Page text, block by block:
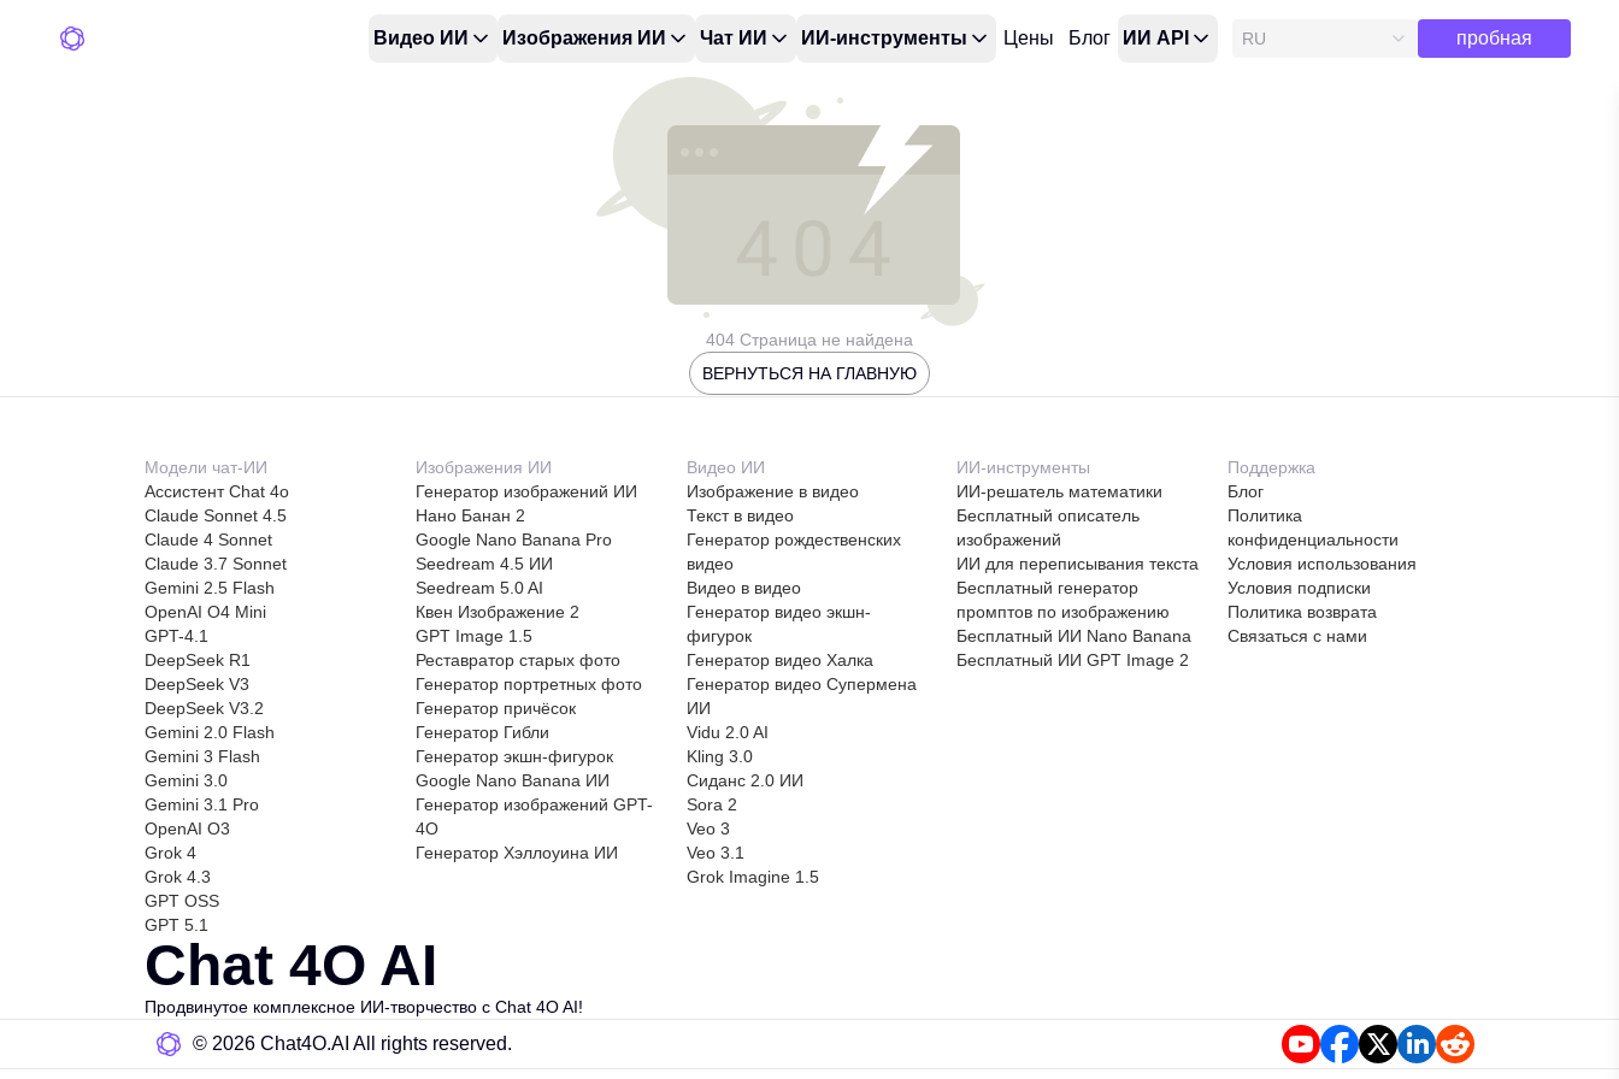
Видео ИИ Изображения ИИ Чат ИИ ИИ-инструменты Цены Блог ИИ API RU
пробная
404 Страница не найдена
ВЕРНУТЬСЯ НА ГЛАВНУЮ
Модели чат-ИИ
Ассистент Chat 4o
Claude Sonnet 4.5
Claude 4 Sonnet
Claude 3.7 Sonnet
Gemini 2.5 Flash
OpenAI O4 Mini
GPT-4.1
DeepSeek R1
DeepSeek V3
DeepSeek V3.2
Gemini 2.0 Flash
Gemini 3 Flash
Gemini 3.0
Gemini 3.1 Pro
OpenAI O3
Grok 4
Grok 4.3
GPT OSS
GPT 5.1
Изображения ИИ
Генератор изображений ИИ
Нано Банан 2
Google Nano Banana Pro
Seedream 4.5 ИИ
Seedream 5.0 AI
Квен Изображение 2
GPT Image 1.5
Реставратор старых фото
Генератор портретных фото
Генератор причёсок
Генератор Гибли
Генератор экшн-фигурок
Google Nano Banana ИИ
Генератор изображений GPT-
4O
Генератор Хэллоуина ИИ
Видео ИИ
Изображение в видео
Текст в видео
Генератор рождественских
видео
Видео в видео
Генератор видео экшн-
фигурок
Генератор видео Халка
Генератор видео Супермена
ИИ
Vidu 2.0 AI
Kling 3.0
Сиданс 2.0 ИИ
Sora 2
Veo 3
Veo 3.1
Grok Imagine 1.5
ИИ-инструменты
ИИ-решатель математики
Бесплатный описатель
изображений
ИИ для переписывания текста
Бесплатный генератор
промптов по изображению
Бесплатный ИИ Nano Banana
Бесплатный ИИ GPT Image 2
Поддержка
Блог
Политика
конфиденциальности
Условия использования
Условия подписки
Политика возврата
Связаться с нами
Chat 4O AI
Продвинутое комплексное ИИ-творчество с Chat 4O AI!
©️ 2026 Chat4O.AI All rights reserved.